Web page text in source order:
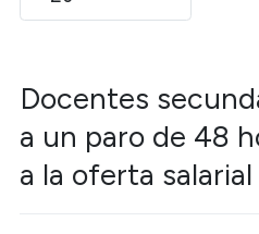
título
Docentes
a un paro de 48
a la oferta